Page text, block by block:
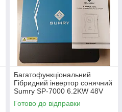
Багатофункціональний
Гібридний інвертор сонячний
Sumry SP-7000 6.2KW 48V
ефективне резервне
електропостачання для дому
Готово до відправки